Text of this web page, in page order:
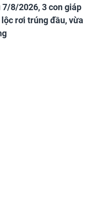
8/2026, 3 con giáp
rơi trúng đầu, vừa